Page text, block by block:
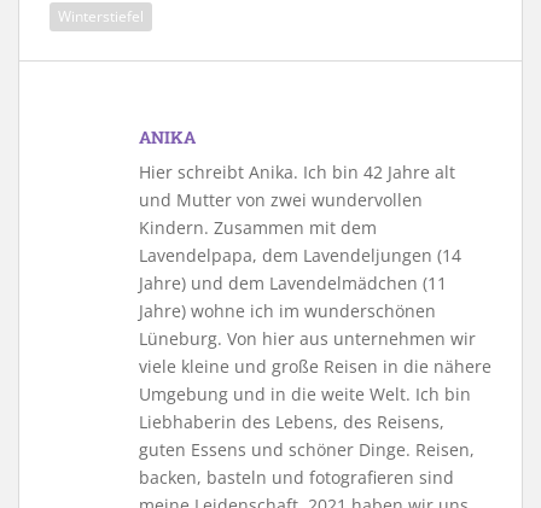
Winterstiefel
ANIKA
Hier schreibt Anika. Ich bin 42 Jahre alt
und Mutter von zwei wundervollen
Kindern. Zusammen mit dem
Lavendelpapa, dem Lavendeljungen (14
Jahre) und dem Lavendelmädchen (11
Jahre) wohne ich im wunderschönen
Lüneburg. Von hier aus unternehmen wir
viele kleine und große Reisen in die nähere
Umgebung und in die weite Welt. Ich bin
Liebhaberin des Lebens, des Reisens,
guten Essens und schöner Dinge. Reisen,
backen, basteln und fotografieren sind